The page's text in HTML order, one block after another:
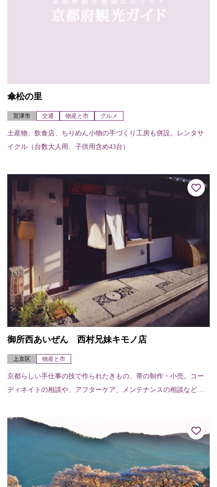
傘松の里
宮津市 交通 物産と市 グルメ
土産物、飲食店、ちりめん小物の手づくり工房も併設。レンタサ
イクル（台数大人用、子供用含め43台）
御所西あいぜん 西村兄妹キモノ店
上京区 物産と市
京都らしい手仕事の技で作られたきもの、帯の制作・小売。コー
ディネイトの相談や、アフターケア、メンテナンスの相談などお